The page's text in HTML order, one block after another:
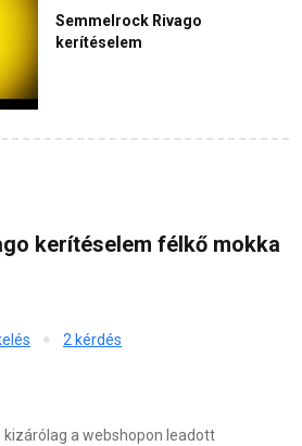
Semmelrock Rivago
kerítéselem
kerítéselem félkő mokka
2 kérdés
a webshopon leadott